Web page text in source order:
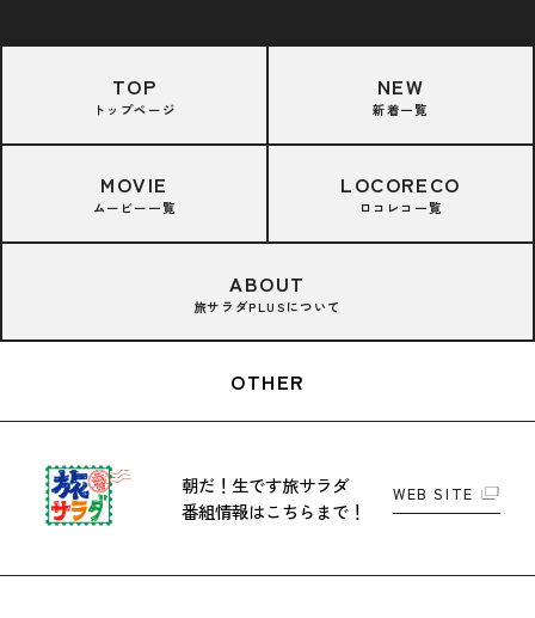
TOP
トップページ
NEW
新着一覧
MOVIE
ムービー一覧
LOCORECO
ロコレコ一覧
ABOUT
旅サラダPLUSについて
OTHER
朝だ！生です旅サラダ
番組情報はこちらまで！
WEB SITE